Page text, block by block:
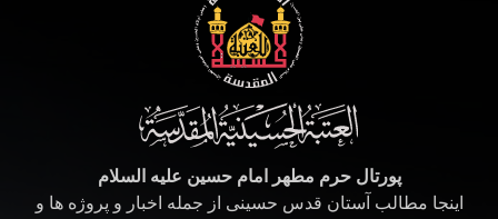
پورتال حرم مطهر امام حسین علیه السلام
اینجا مطالب آستان قدس حسینی از جمله اخبار و پروژه ها و